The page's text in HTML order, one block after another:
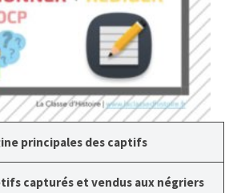
principales des captifs
capturés et vendus aux négriers